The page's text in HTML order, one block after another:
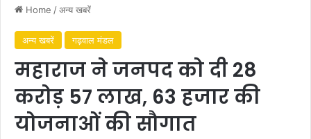
Home /अन्य खबरें
अन्य खबरें गढ़वाल मंडल
महाराज ने जनपद को दी 28
करोड़ 57 लाख, 63 हजार की
योजनाओं की सौगात